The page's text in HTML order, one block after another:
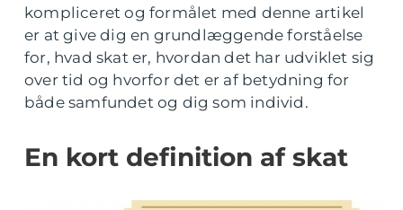
kompliceret og formålet med denne artikel
er at give dig en grundlæggende forståelse
for, hvad skat er, hvordan det har udviklet sig
over tid og hvorfor det er af betydning for
både samfundet og dig som individ.
En kort definition af skat